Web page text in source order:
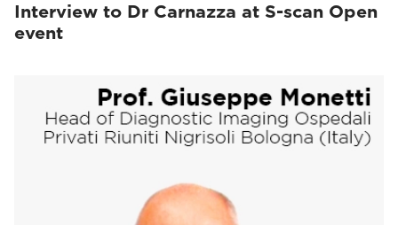
Interview to Dr Carnazza at S-scan Open
event